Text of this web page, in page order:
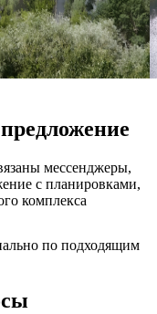
мессенджеры,
с планировками,
комплекса